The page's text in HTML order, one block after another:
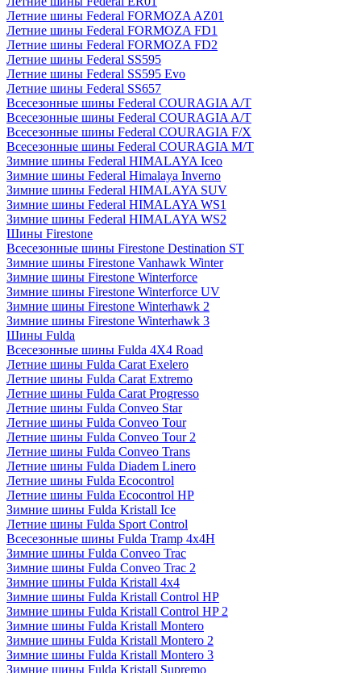
Летние шины Federal FORMOZA AZ01
Летние шины Federal FORMOZA FD1
Летние шины Federal FORMOZA FD2
Летние шины Federal SS595
Летние шины Federal SS595 Evo
Летние шины Federal SS657
Всесезонные шины Federal COURAGIA A/T
Всесезонные шины Federal COURAGIA A/T
Всесезонные шины Federal COURAGIA F/X
Всесезонные шины Federal COURAGIA M/T
Зимние шины Federal HIMALAYA Iceo
Зимние шины Federal Himalaya Inverno
Зимние шины Federal HIMALAYA SUV
Зимние шины Federal HIMALAYA WS1
Зимние шины Federal HIMALAYA WS2
Шины Firestone
Всесезонные шины Firestone Destination ST
Зимние шины Firestone Vanhawk Winter
Зимние шины Firestone Winterforce
Зимние шины Firestone Winterforce UV
Зимние шины Firestone Winterhawk 2
Зимние шины Firestone Winterhawk 3
Шины Fulda
Всесезонные шины Fulda 4X4 Road
Летние шины Fulda Carat Exelero
Летние шины Fulda Carat Extremo
Летние шины Fulda Carat Progresso
Летние шины Fulda Conveo Star
Летние шины Fulda Conveo Tour
Летние шины Fulda Conveo Tour 2
Летние шины Fulda Conveo Trans
Летние шины Fulda Diadem Linero
Летние шины Fulda Ecocontrol
Летние шины Fulda Ecocontrol HP
Зимние шины Fulda Kristall Ice
Летние шины Fulda Sport Control
Всесезонные шины Fulda Tramp 4x4H
Зимние шины Fulda Conveo Trac
Зимние шины Fulda Conveo Trac 2
Зимние шины Fulda Kristall 4x4
Зимние шины Fulda Kristall Control HP
Зимние шины Fulda Kristall Control HP 2
Зимние шины Fulda Kristall Montero
Зимние шины Fulda Kristall Montero 2
Зимние шины Fulda Kristall Montero 3
Зимние шины Fulda Kristall Supremo